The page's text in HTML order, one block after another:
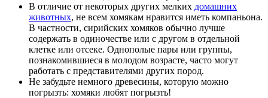
В отличие от некоторых других мелких домашних
животных, не всем хомякам нравится иметь компаньона.
В частности, сирийских хомяков обычно лучше
содержать в одиночестве или с другом в отдельной
клетке или отсеке. Однополые пары или группы,
познакомившиеся в молодом возрасте, часто могут
работать с представителями других пород.
Не забудьте немного древесины, которую можно
погрызть: хомяки любят погрызть!